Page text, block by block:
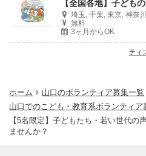
埼玉, 千葉, 東京, 神奈川
無料
3ヶ月からOK
ティ
ホーム
山口のボランティア募集一覧
山口でのこども・教育系ボランティア
【5名限定】子どもたち・若い世代の
ませんか？